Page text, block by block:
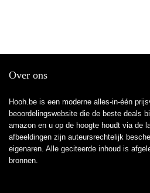
Over ons
Hooh.be is een moderne alles-in-één
beoordelingswebsite die de beste deals
amazon en u op de hoogte houdt via de
afbeeldingen zijn auteursrechtelijk
eigenaren. Alle geciteerde inhoud is
bronnen.